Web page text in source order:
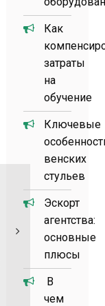
Как
затраты
на
обучение
Ключевые
венских
стульев
Эскорт
агентства:
основные
плюсы
В
чем